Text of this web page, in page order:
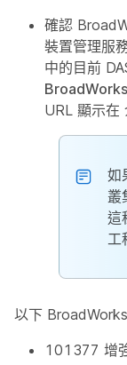
確認
裝置管理服
中的目前
URL 顯示在
如
叢
這
工
以下
101377 增